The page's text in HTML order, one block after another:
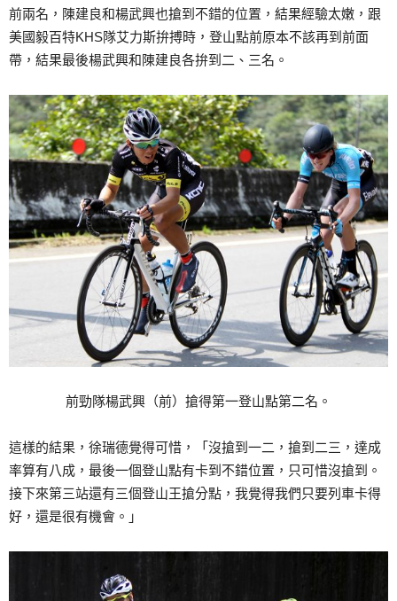
前兩名，陳建良和楊武興也搶到不錯的位置，結果經驗太嫩，跟
美國毅百特KHS隊艾力斯拚搏時，登山點前原本不該再到前面
帶，結果最後楊武興和陳建良各拚到二、三名。
前勁隊楊武興（前）搶得第一登山點第二名。
這樣的結果，徐瑞德覺得可惜，「沒搶到一二，搶到二三，達成
率算有八成，最後一個登山點有卡到不錯位置，只可惜沒搶到。
接下來第三站還有三個登山王搶分點，我覺得我們只要列車卡得
好，還是很有機會。」